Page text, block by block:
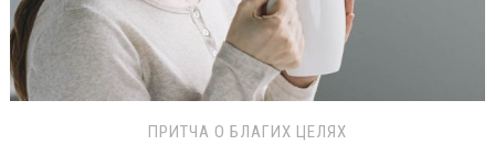
ПРИТЧА О БЛАГИХ ЦЕЛЯХ